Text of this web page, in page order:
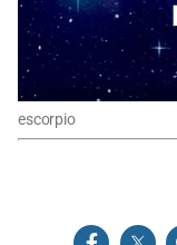
escorpio